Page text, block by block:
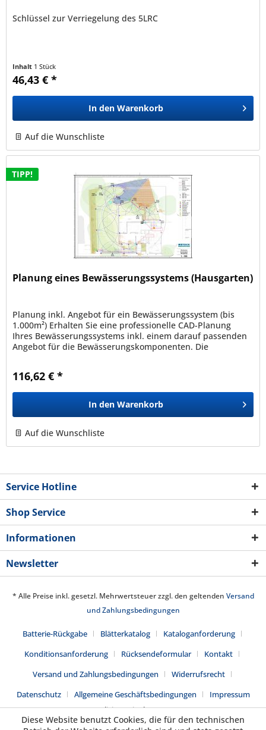
Schlüssel zur Verriegelung des 5LRC
Inhalt 1 Stück
46,43 € *
In den Warenkorb
Auf die Wunschliste
TIPP!
Planung eines Bewässerungssystems (Hausgarten)
Planung inkl. Angebot für ein Bewässerungssystem (bis
1.000m²) Erhalten Sie eine professionelle CAD-Planung
Ihres Bewässerungssystems inkl. einem darauf passenden
Angebot für die Bewässerungskomponenten. Die
116,62 € *
In den Warenkorb
Auf die Wunschliste
Service Hotline
Shop Service
Informationen
Newsletter
* Alle Preise inkl. gesetzl. Mehrwertsteuer zzgl. den geltenden Versand
und Zahlungsbedingungen
Batterie-Rückgabe Blätterkatalog
Kataloganforderung
Konditionsanforderung
Rücksendeformular
Kontakt
Versand und Zahlungsbedingungen
Widerrufsrecht
Datenschutz
Allgemeine Geschäftsbedingungen
Impressum
Realisiert mit Shopware
Diese Website benutzt Cookies, die für den technischen